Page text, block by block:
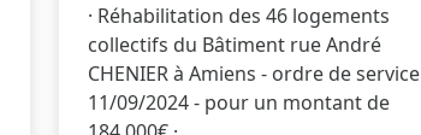
· Réhabilitation des 46 logements
collectifs du Bâtiment rue André
CHENIER à Amiens - ordre de service
11/09/2024 - pour un montant de